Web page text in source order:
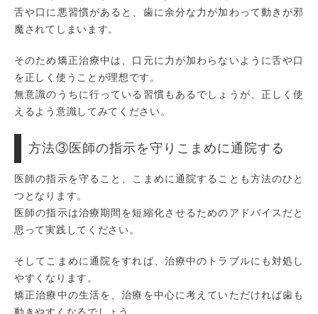
舌や口に悪習慣があると、歯に余分な力が加わって動きが邪
魔されてしまいます。
そのため矯正治療中は、口元に力が加わらないように舌や口
を正しく使うことが理想です。
無意識のうちに行っている習慣もあるでしょうが、正しく使
えるよう意識してみてください。
方法③医師の指示を守りこまめに通院する
医師の指示を守ること、こまめに通院することも方法のひと
つとなります。
医師の指示は治療期間を短縮化させるためのアドバイスだと
思って実践してください。
そしてこまめに通院をすれば、治療中のトラブルにも対処し
やすくなります。
矯正治療中の生活を、治療を中心に考えていただければ歯も